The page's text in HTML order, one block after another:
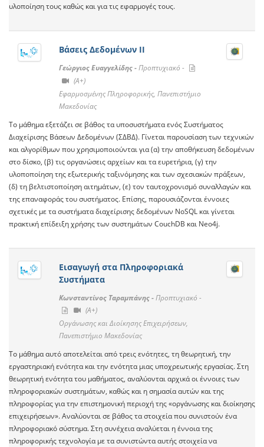
υλοποίηση τους καθώς και για τις εφαρμογές τους.
Βάσεις Δεδομένων ΙΙ
Γεώργιος Ευαγγελίδης -Προπτυχιακό -
(A+)
Εφαρμοσμένης Πληροφορικής, Πανεπιστήμιο
Μακεδονίας
Το μάθημα εξετάζει σε βάθος τα υποσυστήματα ενός Συστήματος
Διαχείρισης Βάσεων Δεδομένων (ΣΔΒΔ). Γίνεται παρουσίαση των τεχνικών
και αλγορίθμων που χρησιμοποιούνται για (α) την αποθήκευση δεδομένων
στο δίσκο, (β) τις οργανώσεις αρχείων και τα ευρετήρια, (γ) την
υλοποποίηση της εξωτερικής ταξινόμησης και των σχεσιακών πράξεων,
(δ) τη βελτιστοποίηση αιτημάτων, (ε) τον ταυτοχρονισμό συναλλαγών και
της επαναφοράς του συστήματος. Επίσης, παρουσιάζονται έννοιες
σχετικές με τα συστήματα διαχείρισης δεδομένων NoSQL και γίνεται
πρακτική επίδειξη χρήσης των συστημάτων CouchDB και Neo4j.
Εισαγωγή στα Πληροφοριακά
Συστήματα
Κωνσταντίνος Ταραμπάνης -Προπτυχιακό -
(A+)
Οργάνωσης και Διοίκησης Επιχειρήσεων,
Πανεπιστήμιο Μακεδονίας
Το μάθημα αυτό αποτελείται από τρεις ενότητες, τη θεωρητική, την
εργαστηριακή ενότητα και την ενότητα μιας υποχρεωτικής εργασίας. Στη
θεωρητική ενότητα του μαθήματος, αναλύονται αρχικά οι έννοιες των
πληροφοριακών συστημάτων, καθώς και η σημασία αυτών και της
πληροφορίας για την επιστημονική περιοχή της «οργάνωσης και διοίκησης
επιχειρήσεων». Αναλύονται σε βάθος τα στοιχεία που συνιστούν ένα
πληροφοριακό σύστημα. Στη συνέχεια αναλύεται η έννοια της
πληροφορικής τεχνολογία με τα συνιστώντα αυτής στοιχεία να